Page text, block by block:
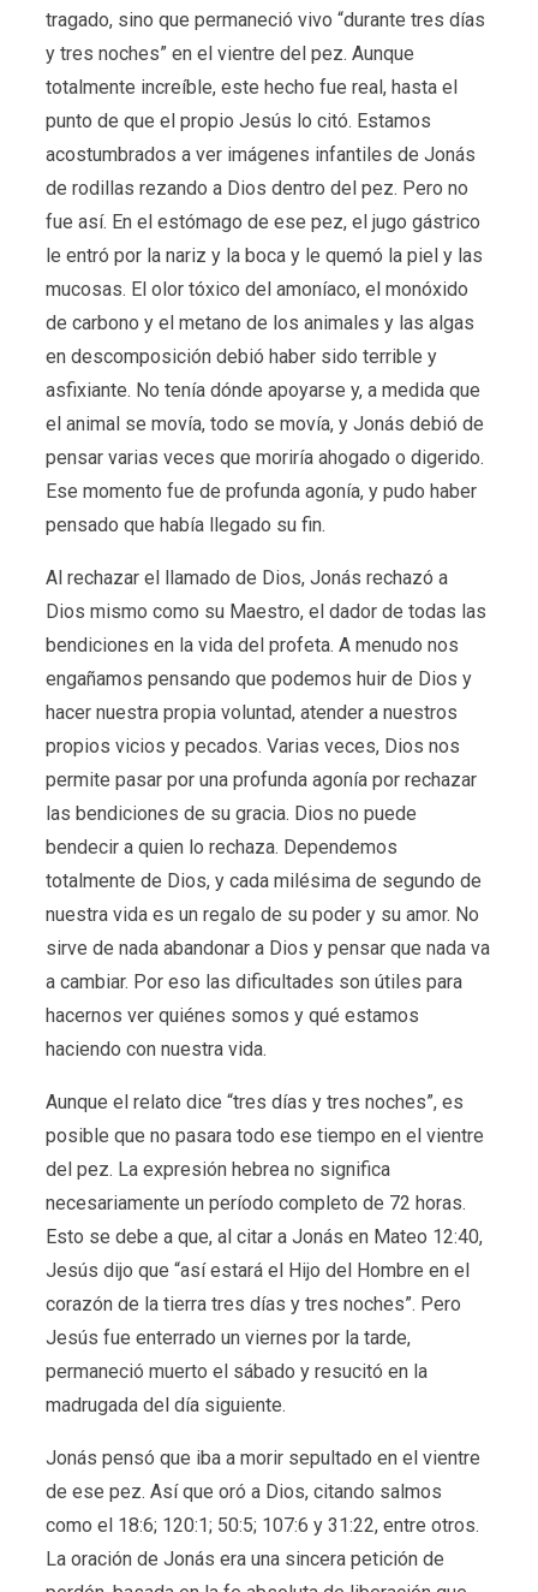
tragado, sino que permaneció vivo “durante tres días
y tres noches” en el vientre del pez. Aunque
totalmente increíble, este hecho fue real, hasta el
punto de que el propio Jesús lo citó. Estamos
acostumbrados a ver imágenes infantiles de Jonás
de rodillas rezando a Dios dentro del pez. Pero no
fue así. En el estómago de ese pez, el jugo gástrico
le entró por la nariz y la boca y le quemó la piel y las
mucosas. El olor tóxico del amoníaco, el monóxido
de carbono y el metano de los animales y las algas
en descomposición debió haber sido terrible y
asfixiante. No tenía dónde apoyarse y, a medida que
el animal se movía, todo se movía, y Jonás debió de
pensar varias veces que moriría ahogado o digerido.
Ese momento fue de profunda agonía, y pudo haber
pensado que había llegado su fin.
Al rechazar el llamado de Dios, Jonás rechazó a
Dios mismo como su Maestro, el dador de todas las
bendiciones en la vida del profeta. A menudo nos
engañamos pensando que podemos huir de Dios y
hacer nuestra propia voluntad, atender a nuestros
propios vicios y pecados. Varias veces, Dios nos
permite pasar por una profunda agonía por rechazar
las bendiciones de su gracia. Dios no puede
bendecir a quien lo rechaza. Dependemos
totalmente de Dios, y cada milésima de segundo de
nuestra vida es un regalo de su poder y su amor. No
sirve de nada abandonar a Dios y pensar que nada va
a cambiar. Por eso las dificultades son útiles para
hacernos ver quiénes somos y qué estamos
haciendo con nuestra vida.
Aunque el relato dice “tres días y tres noches”, es
posible que no pasara todo ese tiempo en el vientre
del pez. La expresión hebrea no significa
necesariamente un período completo de 72 horas.
Esto se debe a que, al citar a Jonás en Mateo 12:40,
Jesús dijo que “así estará el Hijo del Hombre en el
corazón de la tierra tres días y tres noches”. Pero
Jesús fue enterrado un viernes por la tarde,
permaneció muerto el sábado y resucitó en la
madrugada del día siguiente.
Jonás pensó que iba a morir sepultado en el vientre
de ese pez. Así que oró a Dios, citando salmos
como el 18:6; 120:1; 50:5; 107:6 y 31:22, entre otros.
La oración de Jonás era una sincera petición de